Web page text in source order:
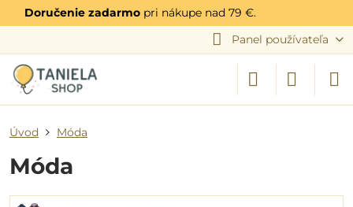
Doručenie zadarmo pri nákupe nad 79 €.
Panel používateľa
Úvod Móda
Móda